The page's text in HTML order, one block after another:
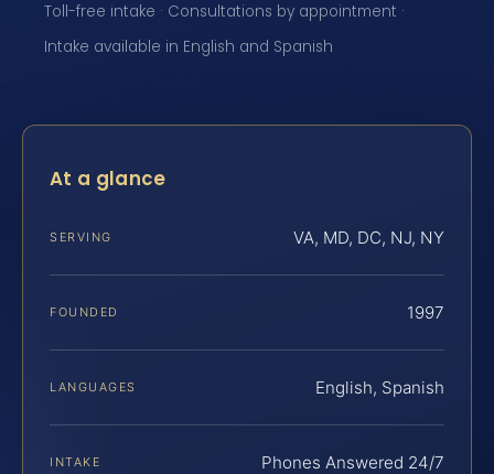
Toll-free intake · Consultations by appointment ·
Intake available in English and Spanish
At a glance
SERVING VA, MD, DC, NJ, NY
FOUNDED 1997
LANGUAGES English, Spanish
INTAKE Phones Answered 24/7